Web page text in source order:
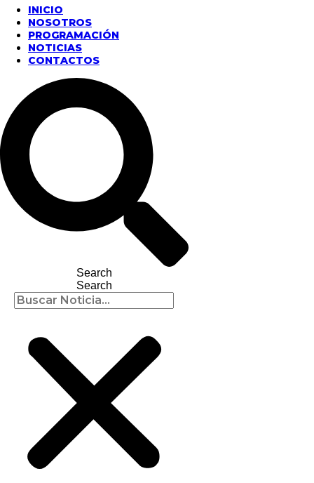
INICIO
NOSOTROS
PROGRAMACIÓN
NOTICIAS
CONTACTOS
Search
Search